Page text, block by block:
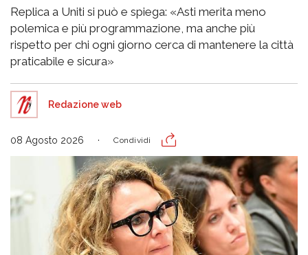
Replica a Uniti si può e spiega: «Asti merita meno
polemica e più programmazione, ma anche più
rispetto per chi ogni giorno cerca di mantenere la città
praticabile e sicura»
Redazione web
08 Agosto 2026 Condividi